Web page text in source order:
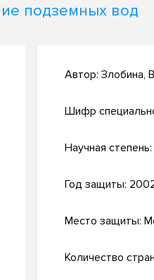
подземных вод
Автор: Злобина,
Шифр
Научная степень:
Год защиты:
Место защиты:
Количество